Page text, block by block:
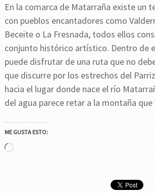
En la comarca de Matarraña existe un
con pueblos encantadores como
Beceite o La Fresnada, todos ellos
conjunto histórico artístico. Dentro de
puede disfrutar de una ruta que no
que discurre por los estrechos del
hacia el lugar donde nace el río
del agua parece retar a la montaña que
ME GUSTA ESTO:
Cargando...